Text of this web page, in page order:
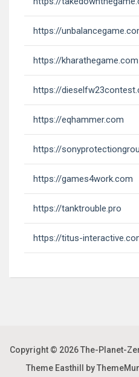
https://
https://kharathegame.com
https://
https://eqhammer.com
https://
https://games4work.com
https://tanktrouble.pro
https://titus-
Copyright © 2026The-Planet-
Theme Easthill by